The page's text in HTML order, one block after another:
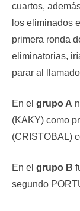
cuartos,
los eliminados
primera ronda
eliminatorias,
parar al
En el grupo A
(KAKY) como
(CRISTOBAL)
En el grupo B
segundo